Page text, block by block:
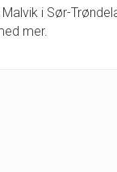
i Sør-
mer.